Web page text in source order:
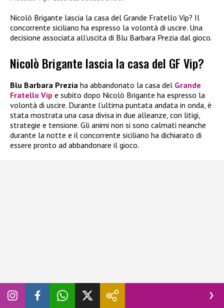
Nicolò Brigante lascia la casa del Grande Fratello Vip? Il
concorrente siciliano ha espresso la volontà di uscire. Una
decisione associata all’uscita di Blu Barbara Prezia dal gioco.
Nicolò Brigante lascia la casa del GF Vip?
Blu Barbara Prezia ha abbandonato la casa del Grande
Fratello Vip e subito dopo Nicolò Brigante ha espresso la
volontà di uscire. Durante l’ultima puntata andata in onda, è
stata mostrata una casa divisa in due alleanze, con litigi,
strategie e tensione. Gli animi non si sono calmati neanche
durante la notte e il concorrente siciliano ha dichiarato di
essere pronto ad abbandonare il gioco.
In realtà, ne aveva già parlato giorni fa, quando
Blu Barbara